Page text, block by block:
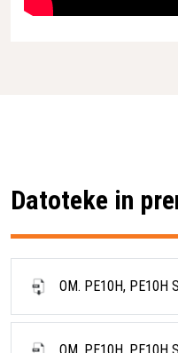
Datoteke in
OM. PE10H, PE10H